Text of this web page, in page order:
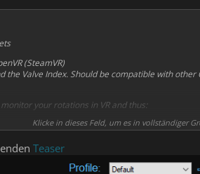
(SteamVR)
the Valve Index. Should be compatible with other
your rotations in VR and thus:
by preventing excessive twisting
out the cable after a VR session
notifications, featuring:
Klicke in dieses Feld, um es in vollständiger
Teaser